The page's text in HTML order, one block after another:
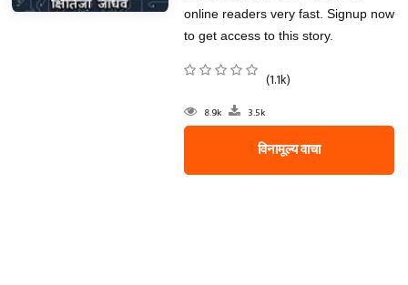
online readers very fast. Signup now
to get access to this story.
(1.1k)
8.9k 3.5k
विनामूल्य वाचा